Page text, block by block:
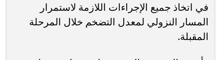
في اتخاذ جميع الإجراءات اللازمة لاستمرار
المسار النزولي لمعدل التضخم خلال المرحلة
المقبلة.